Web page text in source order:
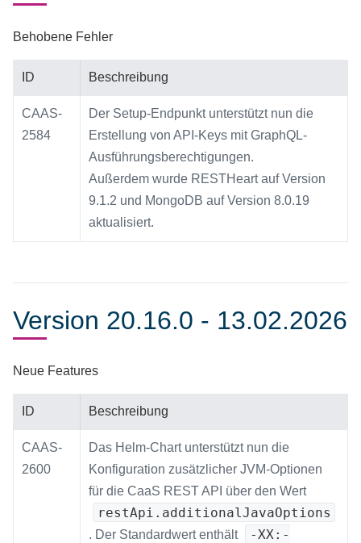
Behobene Fehler
ID Beschreibung
CAAS-
2584
Der Setup-Endpunkt unterstützt nun die
Erstellung von API-Keys mit GraphQL-
Ausführungsberechtigungen.
Außerdem wurde RESTHeart auf Version
9.1.2 und MongoDB auf Version 8.0.19
aktualisiert.
Version 20.16.0 - 13.02.2026
Neue Features
ID Beschreibung
CAAS-
2600
Das Helm-Chart unterstützt nun die
Konfiguration zusätzlicher JVM-Optionen
für die CaaS REST API über den Wert
restApi.additionalJavaOptions
. Der Standardwert enthält
-XX:-